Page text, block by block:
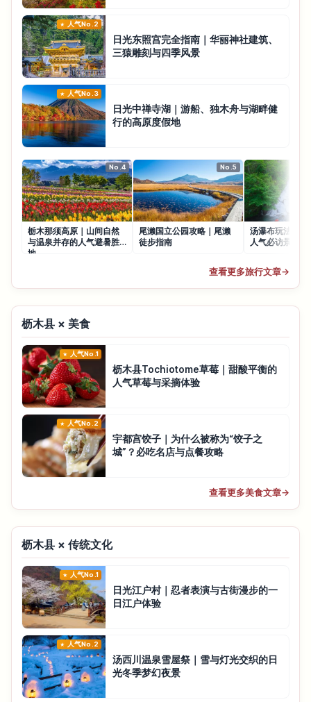
人气No.2
日光东照宫完全指南｜华丽神社建筑、
三猿雕刻与四季风景
人气No.3
日光中禅寺湖｜游船、独木舟与湖畔健
行的高原度假地
No.4
栃木那须高原｜山间自然
与温泉并存的人气避暑胜
地
No.5
尾濑国立公园攻略｜尾濑
徒步指南
汤瀑布玩法攻略
人气必访景点
查看更多旅行文章→
枥木县 × 美食
人气No.1
枥木县Tochiotome草莓｜甜酸平衡的
人气草莓与采摘体验
人气No.2
宇都宫饺子｜为什么被称为“饺子之
城”？必吃名店与点餐攻略
查看更多美食文章→
枥木县 × 传统文化
人气No.1
日光江户村｜忍者表演与古街漫步的一
日江户体验
人气No.2
汤西川温泉雪屋祭｜雪与灯光交织的日
光冬季梦幻夜景